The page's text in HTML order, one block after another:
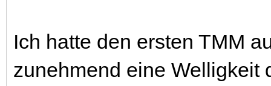
Ich hatte den ersten TMM
zunehmend eine Welligkeit